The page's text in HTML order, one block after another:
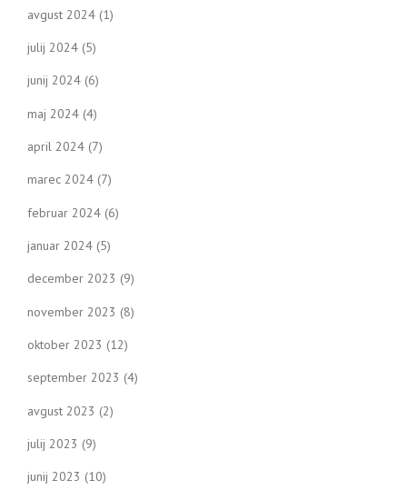
avgust 2024 (1)
julij 2024 (5)
junij 2024 (6)
maj 2024 (4)
april 2024 (7)
marec 2024 (7)
februar 2024 (6)
januar 2024 (5)
december 2023 (9)
november 2023 (8)
oktober 2023 (12)
september 2023 (4)
avgust 2023 (2)
julij 2023 (9)
junij 2023 (10)